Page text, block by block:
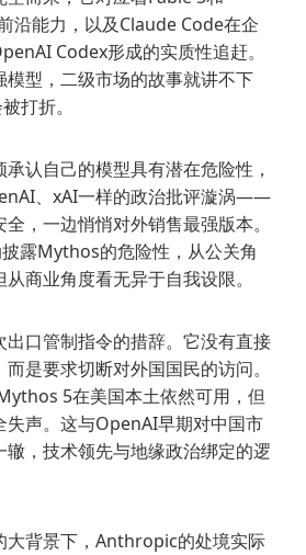
沿能力，以及Claude Code在企
Codex形成的实质性追赶。
模型，二级市场的故事就讲不下
打折。
认自己的模型具有潜在危险性，
、xAI一样的政治批评漩涡——
，一边悄悄对外销售最强版本。
露Mythos的危险性，从公关角
商业角度看无异于自我设限。
出口管制指令的措辞。它没有直接
是要求切断对外国国民的访问。
5在美国本土依然可用，但
失声。这与OpenAI早期对中国市
，技术领先与地缘政治绑定的逻
大背景下，Anthropic的处境实际